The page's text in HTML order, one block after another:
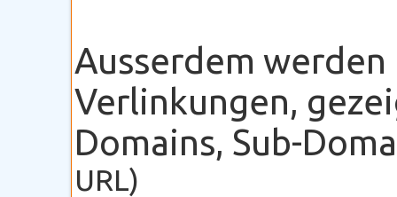
Ausserdem
Verlinkungen,
Domains, Sub-
URL)